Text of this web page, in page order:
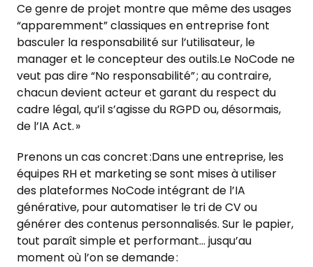
Ce genre de projet montre que même des usages
“apparemment” classiques en entreprise font
basculer la responsabilité sur l’utilisateur, le
manager et le concepteur des outils.Le NoCode ne
veut pas dire “No responsabilité” ; au contraire,
chacun devient acteur et garant du respect du
cadre légal, qu’il s’agisse du RGPD ou, désormais,
de l’IA Act. »
Prenons un cas concret :Dans une entreprise, les
équipes RH et marketing se sont mises à utiliser
des plateformes NoCode intégrant de l’IA
générative, pour automatiser le tri de CV ou
générer des contenus personnalisés. Sur le papier,
tout paraît simple et performant… jusqu’au
moment où l’on se demande :